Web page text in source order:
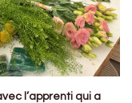
l’apprenti qui a